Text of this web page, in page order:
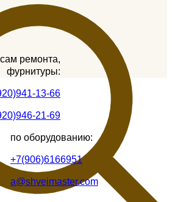
ремонта,
фурнитуры:
13-66
21-69
по оборудованию:
+7(906)6166951
a@shveimaster.com